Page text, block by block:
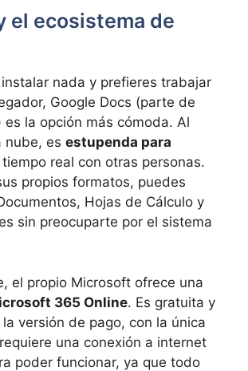
el ecosistema de
nada y prefieres trabajar
Google Docs (parte de
es la opción más cómoda. Al
nube, es estupenda para
tiempo real con otras personas.
propios formatos, puedes
Hojas de Cálculo y
sin preocuparte por el sistema
el propio Microsoft ofrece una
365 Online. Es gratuita y
versión de pago, con la única
una conexión a internet
poder funcionar, ya que todo